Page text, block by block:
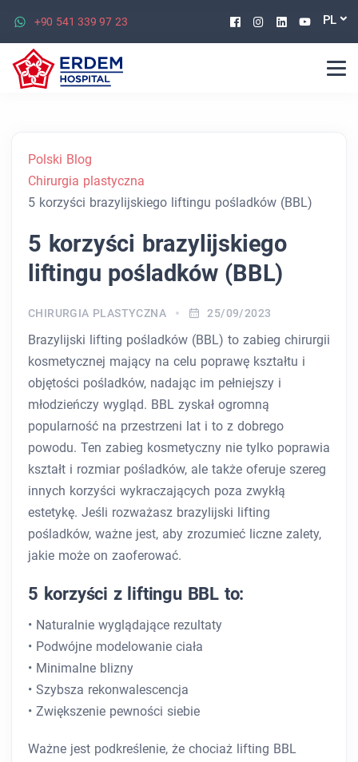
+90 541 339 97 23 Facebook
Instagram
Linkedin
PL
Polski Blog
Chirurgia plastyczna
5 korzyści brazylijskiego liftingu pośladków (BBL)
5 korzyści brazylijskiego
liftingu pośladków (BBL)
CHIRURGIA PLASTYCZNA 25/09/2023
Brazylijski lifting pośladków (BBL) to zabieg chirurgii
kosmetycznej mający na celu poprawę kształtu i
objętości pośladków, nadając im pełniejszy i
młodzieńczy wygląd. BBL zyskał ogromną
popularność na przestrzeni lat i to z dobrego
powodu. Ten zabieg kosmetyczny nie tylko poprawia
kształt i rozmiar pośladków, ale także oferuje szereg
innych korzyści wykraczających poza zwykłą
estetykę. Jeśli rozważasz brazylijski lifting
pośladków, ważne jest, aby zrozumieć liczne zalety,
jakie może on zaoferować.
5 korzyści z liftingu BBL to:
• Naturalnie wyglądające rezultaty
• Podwójne modelowanie ciała
• Minimalne blizny
• Szybsza rekonwalescencja
• Zwiększenie pewności siebie
Ważne jest podkreślenie, że chociaż lifting BBL